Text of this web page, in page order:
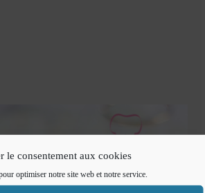
le consentement aux cookies
optimiser notre site web et notre service.